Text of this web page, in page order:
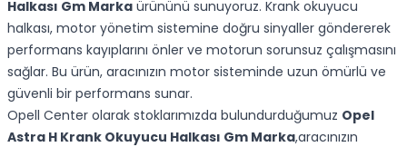
Halkası Gm Marka ürününü sunuyoruz. Krank okuyucu
halkası, motor yönetim sistemine doğru sinyaller göndererek
performans kayıplarını önler ve motorun sorunsuz çalışmasını
sağlar. Bu ürün, aracınızın motor sisteminde uzun ömürlü ve
güvenli bir performans sunar.
Opell Center olarak stoklarımızda bulundurduğumuz Opel
Astra H Krank Okuyucu Halkası Gm Marka,aracınızın